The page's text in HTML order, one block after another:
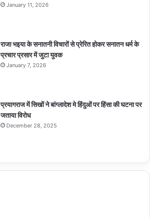
January 11, 2026
राजा भइया के सनातनी विचारों से प्रेरित होकर सनातन धर्म के
प्रचार प्रसार में जुटा युवक
January 7, 2026
प्रयागराज में सिखों ने बांग्लादेश मे हिंदुओं पर हिंसा की घटना पर
जताया विरोध
December 28, 2025